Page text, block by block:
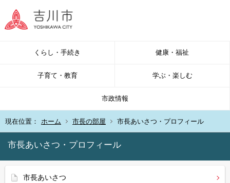
くらし・手続き 健康・福祉
子育て・教育 学ぶ・楽しむ
市政情報
現在位置： ホーム 市長の部屋 市長あいさつ・プロフィール
市長あいさつ・プロフィール
市長あいさつ